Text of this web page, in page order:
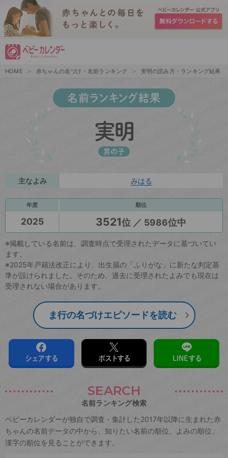
HOME 赤ちゃんの名づけ・名前ランキング 実明の読み方・ランキング結果
名前ランキング結果
実明
男の子
主なよみ みはる
年度 順位
2025 3521位 ／ 5986位中
※掲載している名前は、調査時点で受理されたデータに基づいてい
ます。
※2025年戸籍法改正により、出生届の「ふりがな」に新たな判定基
準が設けられました。そのため、過去に受理されたよみでも現在は
受理されない場合があります。
ま行の名づけエピソードを読む
シェアする ポストする LINEする
SEARCH
名前ランキング検索
ベビーカレンダーが独自で調査・集計した2017年以降に生まれた赤
ちゃんの名前データの中から、知りたい名前の順位、よみの順位、
漢字の順位を見ることができます。